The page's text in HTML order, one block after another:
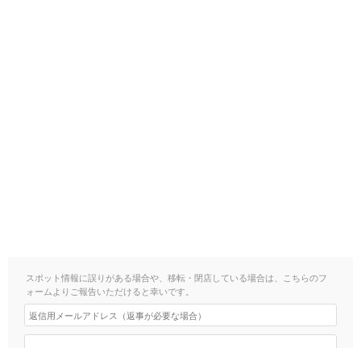
スポット情報に誤りがある場合や、移転・閉店している場合は、こちらのフ
ォームよりご報告いただけると幸いです。